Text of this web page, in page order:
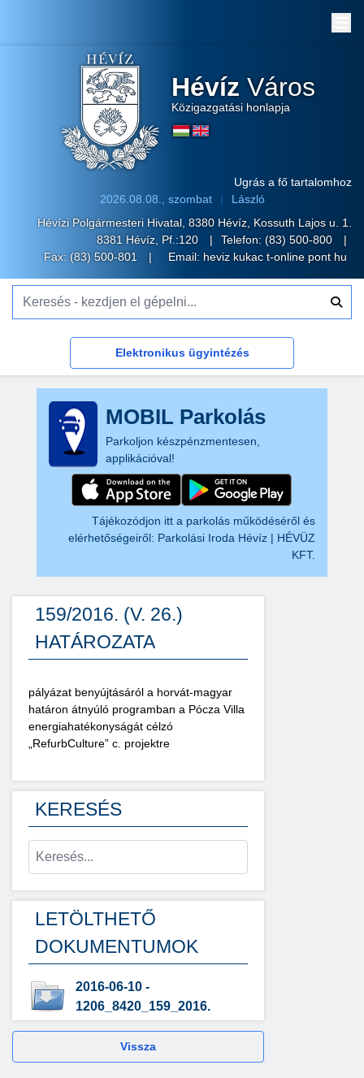
Hévíz Város
Közigazgatási honlapja
Ugrás a fő tartalomhoz
2026.08.08., szombat
László
Hévízi Polgármesteri Hivatal, 8380 Hévíz, Kossuth Lajos u. 1.
8381 Hévíz, Pf.:120
Telefon: (83) 500-800
Fax: (83) 500-801
Email: heviz kukac t-online pont hu
Elektronikus ügyintézés
MOBIL Parkolás
Parkoljon készpénzmentesen,
applikációval!
Tájékozódjon itt a parkolás működéséről és
elérhetőségeiről: Parkolási Iroda Hévíz | HÉVÜZ
KFT.
159/2016. (V. 26.)
HATÁROZATA
pályázat benyújtásáról a horvát-magyar
határon átnyúló programban a Pócza Villa
energiahatékonyságát célzó
„RefurbCulture” c. projektre
KERESÉS
LETÖLTHETŐ
DOKUMENTUMOK
2016-06-10 -
1206_8420_159_2016.
Vissza